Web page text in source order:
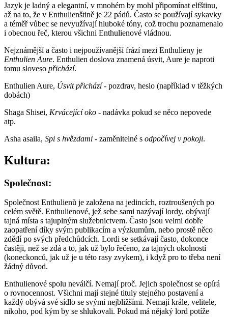
Jazyk je ladný a elegantní, v mnohém by mohl připomínat elfštinu,
až na to, že v Enthulienštině je 22 pádů. Často se používají sykavky
a téměř vůbec se nevyužívají hluboké tóny, což trochu poznamenalo
i obecnou řeč, kterou všichni Enthulienové vládnou.
Nejznámější a často i nejpoužívanější frází mezi Enthulieny je
Enthulien Aure. Enthulien doslova znamená úsvit, Aure je naproti
tomu sloveso přichází.
Enthulien Aure, Úsvit přichází- pozdrav, heslo (například v těžkých
dobách)
Shaga Shisei, Krvácející oko - nadávka pokud se něco nepovede
atp.
Asha asaila, Spi s hvězdami - zaměnitelné s odpočívej v pokoji.
Kultura:
Společnost:
Společnost Enthulienů je založena na jedincích, roztroušených po
celém světě. Enthulienové, jež sebe sami nazývají lordy, obývají
tajná místa s tajuplným služebnictvem. Často jsou velmi dobře
zaopatření díky svým publikacím a výzkumům, nebo prostě něco
zdědí po svých předchůdcích. Lordi se setkávají často, dokonce
častěji, než se zdá a to, jak už bylo řečeno, za tajných okolností
(koneckonců, jak už je u této rasy zvykem), i když pro to třeba není
žádný důvod.
Enthulienové spolu neválčí. Nemají proč. Jejich společnost se opírá
o rovnocennost. Všichni mají stejné tituly stejného postavení a
každý obývá své sídlo se svými nejbližšími. Nemají krále, velitele,
nikoho, pod kým by se shlukovali. Pokud má nějaký lord potíže